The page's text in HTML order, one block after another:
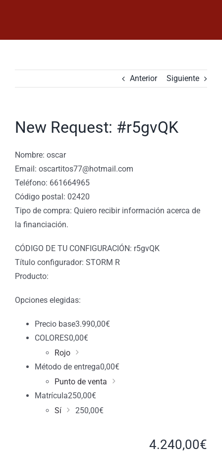
Anterior Siguiente
New Request: #r5gvQK
Nombre: oscar
Email: oscartitos77@hotmail.com
Teléfono: 661664965
Código postal: 02420
Tipo de compra: Quiero recibir información acerca de
la financiación.
CÓDIGO DE TU CONFIGURACIÓN: r5gvQK
Título configurador: STORM R
Producto:
Opciones elegidas:
Precio base3.990,00€
COLORES0,00€
Rojo
Método de entrega0,00€
Punto de venta
Matrícula250,00€
Sí
250,00€
4.240,00€